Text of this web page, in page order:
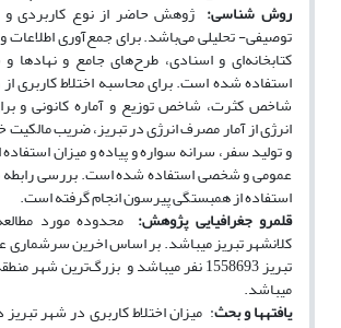
روش شناسی: ژوهش حاضر از نوع
توصیفی- تحلیلی می‌باشد. برای جمع‌آوری اطلاعات و
کتابخانه‌ای و اسنادی، طرح‌های جامع و نهادها
استفاده شده است. برای محاسبه اختلاط کاربری
شاخص کثرت، شاخص توزیع و آماره کانونی و
انرژی از آمار مصرف انرژی در تبریز، ضریب
و تولید سفر، سرانه سواره و پیاده و میزان
عمومی و شخصی استفاده شده است. بررسی رابطه
استفاده از همبستگی پیرسون انجام گرفته است.
قلمرو جغرافیایی پژوهش: محدوده مورد
کلانشهر تبریز می­باشد. بر اساس اخرین
تبریز 1558693 نفر می­باشد و بزرگ‌ترین
می­باشد.
یافته­ها و بحث: میزان اختلاط کاربری در شهر